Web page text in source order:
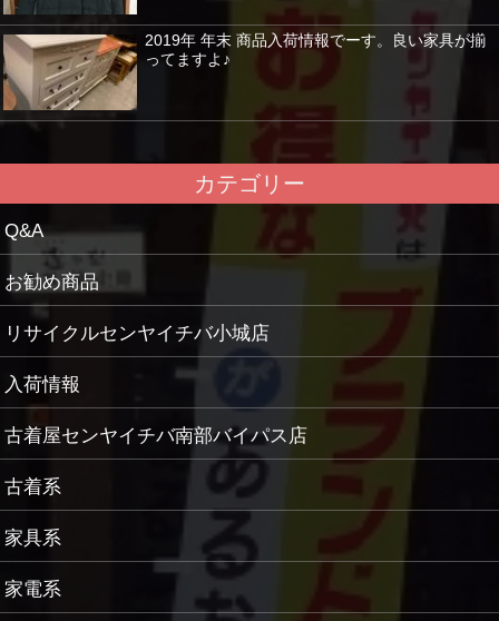
2019年 年末 商品入荷情報でーす。良い家具が揃
ってますよ♪
カテゴリー
Q&A
お勧め商品
リサイクルセンヤイチバ小城店
入荷情報
古着屋センヤイチバ南部バイパス店
古着系
家具系
家電系